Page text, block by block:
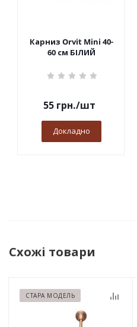
Карниз Orvit Mini 40-
60 см БІЛИЙ
55грн./шт
Докладно
Схожі товари
СТАРА МОДЕЛЬ